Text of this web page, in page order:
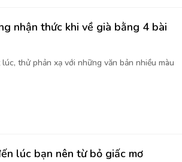
nhận thức khi về già bằng 4 bài
thử phản xạ với những văn bản nhiều màu
lúc bạn nên từ bỏ giấc mơ